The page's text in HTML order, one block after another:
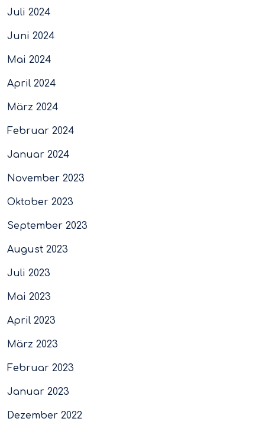
Juli 2024
Juni 2024
Mai 2024
April 2024
März 2024
Februar 2024
Januar 2024
November 2023
Oktober 2023
September 2023
August 2023
Juli 2023
Mai 2023
April 2023
März 2023
Februar 2023
Januar 2023
Dezember 2022